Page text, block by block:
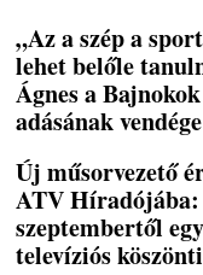
„Az a szép a
lehet belőle
Ágnes a
adásának vendége
Új műsorvezető
ATV Híradójába:
szeptembertől
televíziós